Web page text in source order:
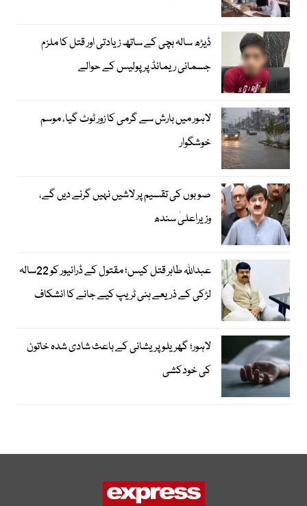
ڈیڑھ سالہ بچی کے ساتھ زیادتی اور قتل کا ملزم
جسمانی ریمانڈ پر پولیس کے حوالے
لاہور میں بارش سے گرمی کا زور ٹوٹ گیا، موسم
خوشگوار
صوبوں کی تقسیم پر لاشیں نہیں گرنے دیں گے،
وزیراعلیٰ سندھ
عبداللہ طاہر قتل کیس؛ مقتول کے ڈرائیور کو 22سالہ
لڑکی کے ذریعے ہنی ٹریپ کیے جانے کا انشکاف
لاہور؛ گھریلو پریشانی کے باعث شادی شدہ خاتون
کی خودکشی